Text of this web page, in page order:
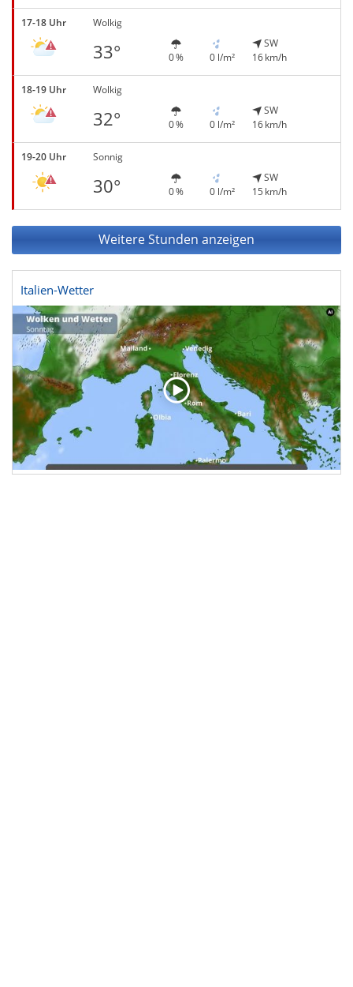
17-18 Uhr Wolkig
33° 0 % 0 l/m²
SW
16 km/h
18-19 Uhr Wolkig
32° 0 % 0 l/m²
SW
16 km/h
19-20 Uhr Sonnig
30° 0 % 0 l/m²
SW
15 km/h
Weitere Stunden anzeigen
Italien-Wetter